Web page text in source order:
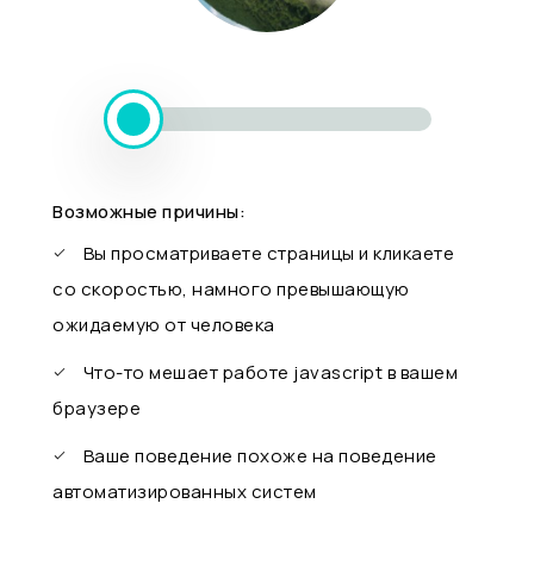
Возможные причины:
Вы просматриваете страницы и кликаете
со скоростью, намного превышающую
ожидаемую от человека
Что-то мешает работе javascript в вашем
браузере
Ваше поведение похоже на поведение
автоматизированных систем